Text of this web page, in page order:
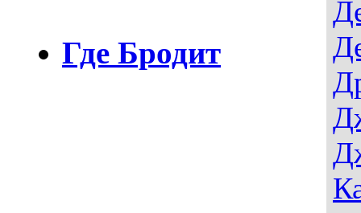
Где Бродит